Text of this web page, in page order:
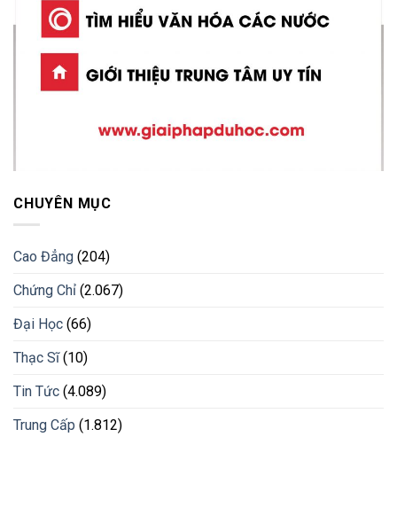
CHUYÊN MỤC
Cao Đẳng (204)
Chứng Chỉ (2.067)
Đại Học (66)
Thạc Sĩ(10)
Tin Tức (4.089)
Trung Cấp (1.812)